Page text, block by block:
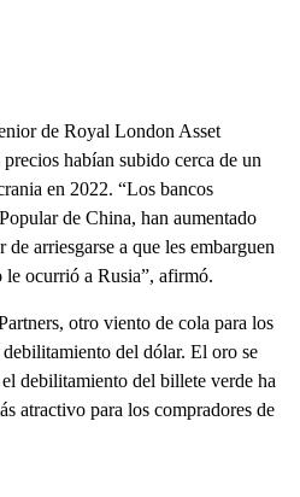
de Royal London Asset
habían subido cerca de un
en 2022. “Los bancos
de China, han aumentado
de arriesgarse a que les embarguen
le ocurrió a Rusia”, afirmó.
otro viento de cola para los
del dólar. El oro se
debilitamiento del billete verde ha
atractivo para los compradores de